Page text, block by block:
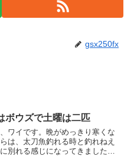
gsx250fx
ボウズで土曜は二匹
ワイです。晩がめっきり寒くな
は、太刀魚釣れる時と釣れねえ
別れる感じになってきました